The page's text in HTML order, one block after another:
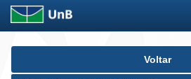
Skip
Voltar